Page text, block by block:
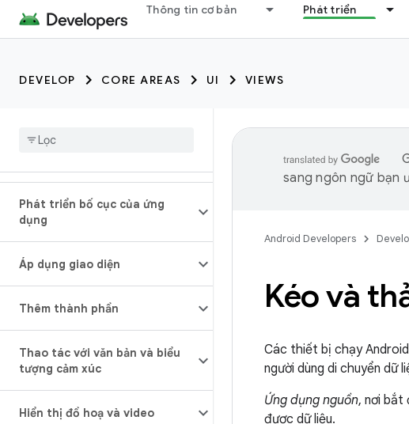
Thông tin cơ bản Phát triển
DEVELOP CORE AREAS UI VIEWS
Phát triển bố cục của ứng
dụng
Áp dụng giao diện
Thêm thành phần
Thao tác với văn bản và biểu
tượng cảm xúc
Hiển thị đồ hoạ và video
sang ngôn ngữ bạn
Android Developers
Kéo và
Các thiết bị chạy
người dùng di chuyển dữ
Ứng dụng nguồn, nơi bắt
được dữ liệu.